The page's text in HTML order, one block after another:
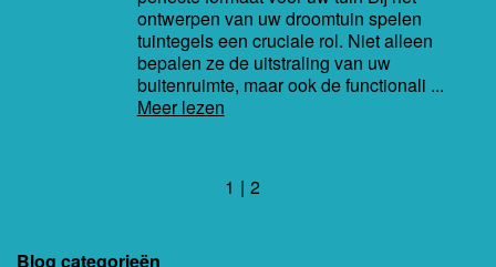
ontwerpen van uw droomtuin spelen
tuintegels een cruciale rol. Niet alleen
bepalen ze de uitstraling van uw
buitenruimte, maar ook de functionali ...
Meer lezen
1 2
Blog categorieën